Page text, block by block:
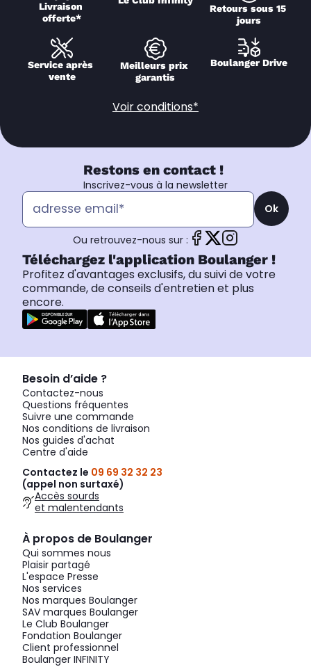
Livraison
offerte*
Retours sous 15
jours
Service après
vente
Meilleurs prix
garantis
Boulanger Drive
Voir conditions*
Restons en contact !
Inscrivez-vous à la newsletter
Ok
Ou retrouvez-nous sur :
Téléchargez l'application Boulanger !
Profitez d'avantages exclusifs, du suivi de votre
commande, de conseils d'entretien et plus
encore.
Besoin d’aide ?
Contactez-nous
Questions fréquentes
Suivre une commande
Nos conditions de livraison
Nos guides d'achat
Centre d'aide
Contactez le 09 69 32 32 23
(appel non surtaxé)
Accès sourds
et malentendants
À propos de Boulanger
Qui sommes nous
Plaisir partagé
L'espace Presse
Nos services
Nos marques Boulanger
SAV marques Boulanger
Le Club Boulanger
Fondation Boulanger
Client professionnel
Boulanger INFINITY